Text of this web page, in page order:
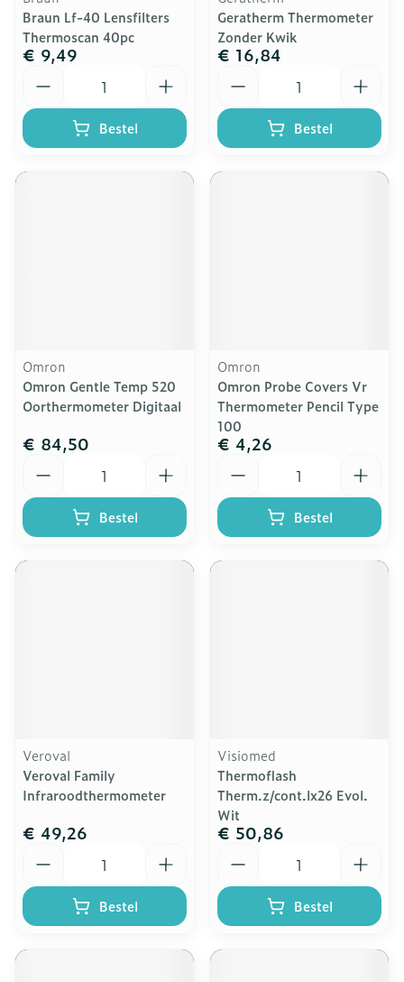
Braun Lf-40 Lensfilters
Thermoscan 40pc
€ 9,49
Bestel
Geratherm Thermometer
Zonder Kwik
€ 16,84
Bestel
Omron
Omron Gentle Temp 520
Oorthermometer Digitaal
€ 84,50
Bestel
Omron
Omron Probe Covers Vr
Thermometer Pencil Type
100
€ 4,26
Bestel
Veroval
Veroval Family
Infraroodthermometer
€ 49,26
Bestel
Visiomed
Thermoflash
Therm.z/cont.lx26 Evol.
Wit
€ 50,86
Bestel